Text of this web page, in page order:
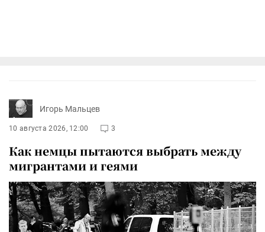
Игорь Мальцев
10 августа 2026, 12:00 3
Как немцы пытаются выбрать между
мигрантами и геями